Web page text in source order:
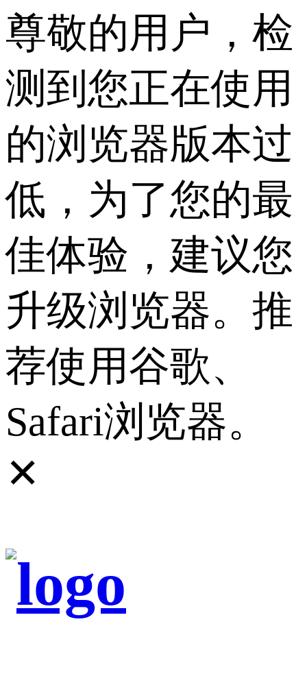
尊敬的用户，检
测到您正在使用
的浏览器版本过
低，为了您的最
佳体验，建议您
升级浏览器。推
荐使用谷歌、
Safari浏览器。
✕